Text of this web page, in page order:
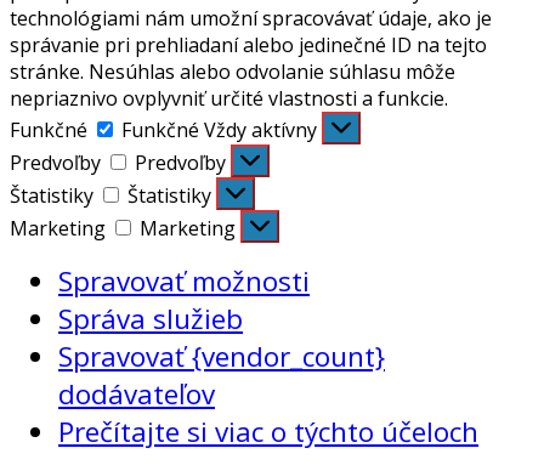
technológiami nám umožní spracovávať údaje, ako je
správanie pri prehliadaní alebo jedinečné ID na tejto
stránke. Nesúhlas alebo odvolanie súhlasu môže
nepriaznivo ovplyvniť určité vlastnosti a funkcie.
Funkčné
Funkčné Vždy aktívny
Predvoľby
Predvoľby
Štatistiky
Štatistiky
Marketing
Marketing
Spravovať možnosti
Správa služieb
Spravovať {vendor_count}
dodávateľov
Prečítajte si viac o týchto účeloch